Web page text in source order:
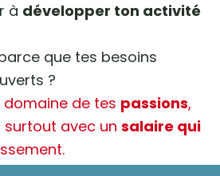
à développer ton activité
que tes besoins
?
de tes passions,
surtout avec un salaire qui